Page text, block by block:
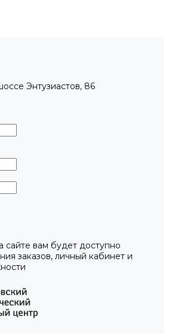
Энтузиастов, 86
сайте вам будет доступно
заказов, личный кабинет и